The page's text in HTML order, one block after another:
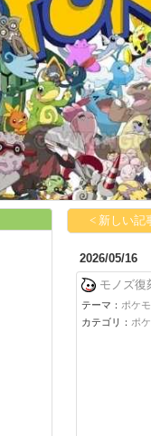
< 新しい記
2026/05/16
モノズ
テーマ： ポケ
カテゴリ： ポ